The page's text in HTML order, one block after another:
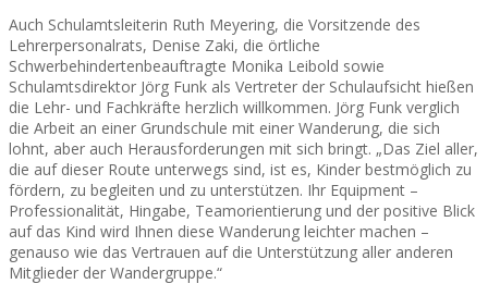
Auch Schulamtsleiterin Ruth Meyering, die Vorsitzende des
Lehrerpersonalrats, Denise Zaki, die örtliche
Schwerbehindertenbeauftragte Monika Leibold sowie
Schulamtsdirektor Jörg Funk als Vertreter der Schulaufsicht hießen
die Lehr- und Fachkräfte herzlich willkommen. Jörg Funk verglich
die Arbeit an einer Grundschule mit einer Wanderung, die sich
lohnt, aber auch Herausforderungen mit sich bringt. „Das Ziel aller,
die auf dieser Route unterwegs sind, ist es, Kinder bestmöglich zu
fördern, zu begleiten und zu unterstützen. Ihr Equipment –
Professionalität, Hingabe, Teamorientierung und der positive Blick
auf das Kind wird Ihnen diese Wanderung leichter machen –
genauso wie das Vertrauen auf die Unterstützung aller anderen
Mitglieder der Wandergruppe.“